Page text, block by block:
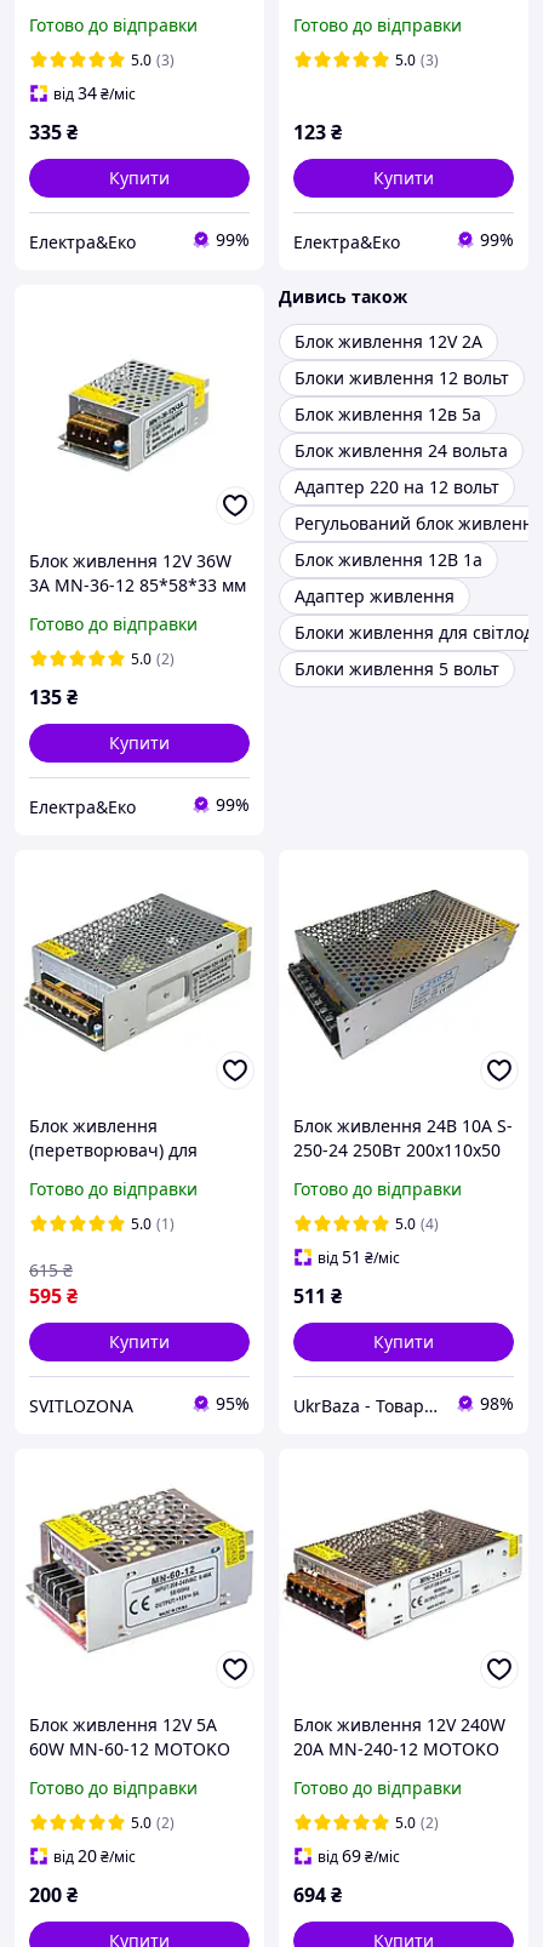
Готово до відправки
5.0 (3)
від34₴/міс
335₴
Купити
Електра&Еко 99%
Готово до відправки
5.0 (3)
123₴
Купити
Електра&Еко 99%
Блок живлення 12V 36W
3A MN-36-12 85*58*33 мм
Готово до відправки
5.0 (2)
135₴
Купити
Електра&Еко 99%
Дивись також
Блок живлення 12V 2A
Блоки живлення 12 вольт
Блок живлення 12в 5а
Блок живлення 24 вольта
Адаптер 220 на 12 вольт
Регульований блок живлення
Блок живлення 12В 1а
Адаптер живлення
Блоки живлення для
Блоки живлення 5 вольт
Блок живлення
(перетворювач) для
12В 200Вт 16.6A - 1 рік
гарантії!
Готово до відправки
5.0 (1)
595₴
615 ₴
Купити
SVITLOZONA 95%
Блок живлення 24В 10А S-
250-24 250Вт 200х110х50
Готово до відправки
5.0 (4)
від51 ₴/міс
511 ₴
Купити
UkrBaza - Товари для дому дозвілля та відпочинку 98%
Блок живлення 12V 5A
60W MN-60-12 MOTOKO
Готово до відправки
5.0 (2)
від20₴/міс
200₴
Купити
Блок живлення 12V 240W
20A MN-240-12 MOTOKO
Готово до відправки
5.0 (2)
від69₴/міс
694₴
Купити